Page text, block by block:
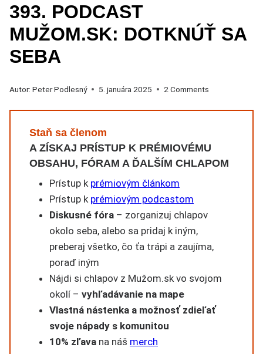
393. PODCAST
MUŽOM.SK: DOTKNÚŤ SA
SEBA
Autor: Peter Podlesný 5. januára 2025 2 Comments
Staň sa členom
A ZÍSKAJ PRÍSTUP K PRÉMIOVÉMU
OBSAHU, FÓRAM A ĎALŠÍM CHLAPOM
Prístup k prémiovým článkom
Prístup k prémiovým podcastom
Diskusné fóra – zorganizuj chlapov
okolo seba, alebo sa pridaj k iným,
preberaj všetko, čo ťa trápi a zaujíma,
poraď iným
Nájdi si chlapov z Mužom.sk vo svojom
okolí – vyhľadávanie na mape
Vlastná nástenka a možnosť zdieľať
svoje nápady s komunitou
10% zľava na náš merch